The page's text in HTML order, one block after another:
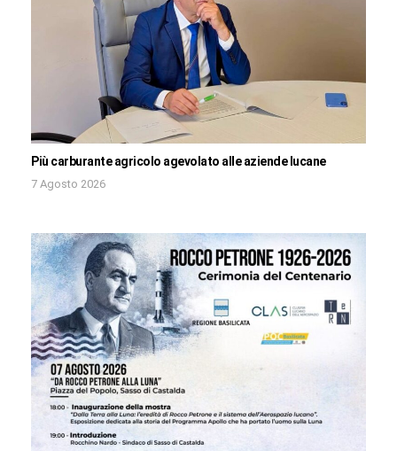
Più carburante agricolo agevolato alle aziende lucane
7 Agosto 2026